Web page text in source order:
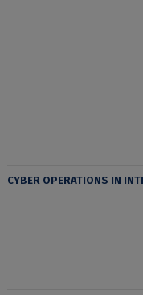
CYBER OPERATIONS IN